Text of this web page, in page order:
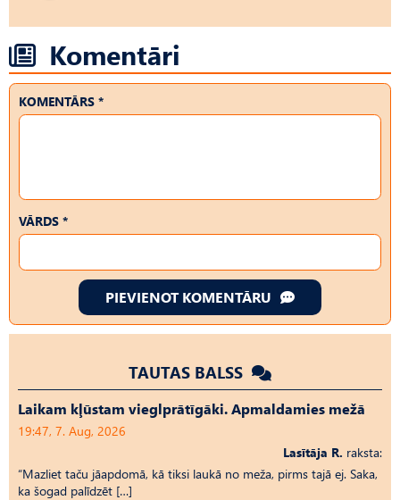
Komentāri
KOMENTĀRS *
VĀRDS *
PIEVIENOT KOMENTĀRU
TAUTAS BALSS
Laikam kļūstam vieglprātīgāki. Apmaldamies mežā
19:47, 7. Aug, 2026
Lasītāja R. raksta:
“Mazliet taču jāapdomā, kā tiksi laukā no meža, pirms tajā ej. Saka,
ka šogad palīdzēt […]